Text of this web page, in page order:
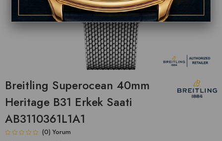
Breitling Superocean 40mm
Heritage B31 Erkek Saati
AB3110361L1A1
(0)